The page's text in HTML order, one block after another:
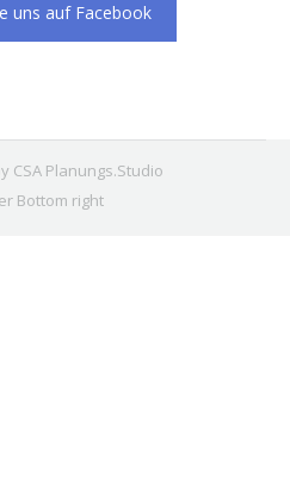
uns auf Facebook
CSA Planungs.Studio
Bottom right